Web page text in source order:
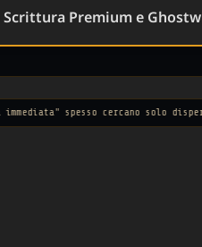
Scrittura Premium e
cercano solo disperazione. —